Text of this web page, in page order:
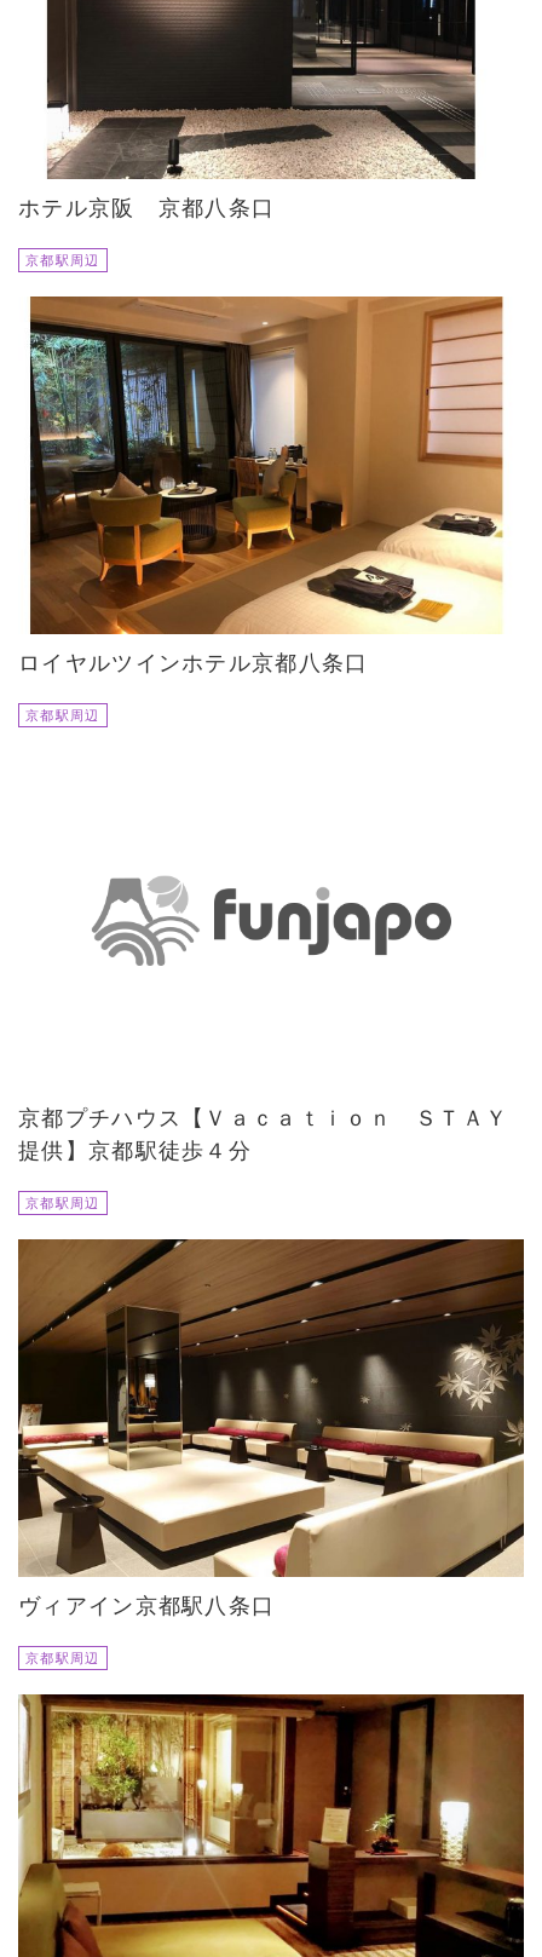
ホテル京阪 京都八条口
京都駅周辺
ロイヤルツインホテル京都八条口
京都駅周辺
京都プチハウス【Ｖａｃａｔｉｏｎ ＳＴＡＹ
提供】京都駅徒歩４分
京都駅周辺
ヴィアイン京都駅八条口
京都駅周辺